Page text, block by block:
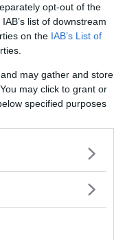
opt-out of the
list of downstream
on the IAB’s List of
may gather and store
may click to grant or
specified purposes